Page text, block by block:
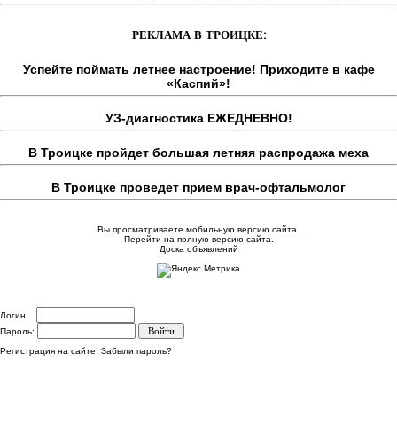
РЕКЛАМА В ТРОИЦКЕ:
Успейте поймать летнее настроение! Приходите в кафе
«Каспий»!
УЗ-диагностика ЕЖЕДНЕВНО!
В Троицке пройдет большая летняя распродажа меха
В Троицке проведет прием врач-офтальмолог
Вы просматриваете мобильную версию сайта.
Перейти на полную версию сайта.
Доска объявлений
Логин:
Пароль:
Регистрация на сайте! Забыли пароль?